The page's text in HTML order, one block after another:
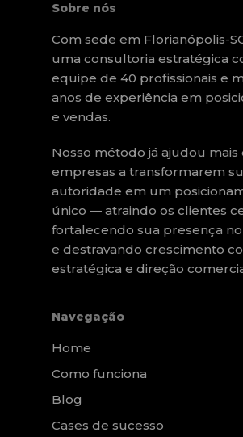
Sobre nós
Com sede em Florianópolis-
uma consultoria estratégica
equipe de 40 profissionais e
anos de experiência em
e vendas.
Nosso método já ajudou mais
empresas a transformarem
autoridade em um
único — atraindo os clientes
fortalecendo sua presença
e destravando crescimento
estratégica e direção
Navegação
Home
Como funciona
Blog
Cases de sucesso